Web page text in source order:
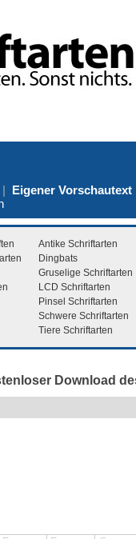
| Eigener Vorschautext
Antike Schriftarten
Dingbats
Gruselige Schriftarten
LCD Schriftarten
Pinsel Schriftarten
Schwere Schriftarten
Tiere Schriftarten
Download